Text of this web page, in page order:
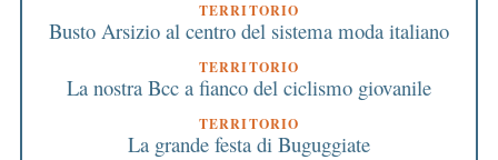
TERRITORIO
Busto Arsizio al centro del sistema moda italiano
TERRITORIO
La nostra Bcc a fianco del ciclismo giovanile
TERRITORIO
La grande festa di Buguggiate